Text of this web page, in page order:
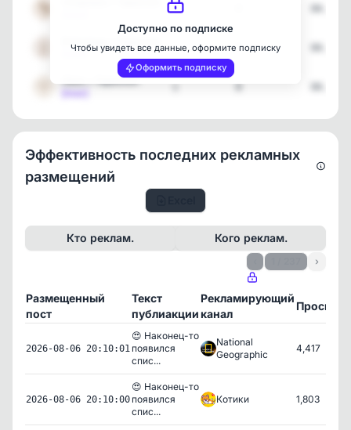
1
[max]
1 8
Овен • Тароскоп
1 8
Доступно по подписке
Чтобы увидеть все данные, оформите подписку
Оформить подписку
Эффективность последних рекламных
размещений
Кто реклам. Кого реклам.
›
Размещенный
пост
Текст
публиакции
Рекламирующий
канал
2026-08-06 20:10:01
😍 Наконец-то
появился
спис...
National
Geographic
4,417
2026-08-06 20:10:00
😍 Наконец-то
появился
спис...
Котики 1,803